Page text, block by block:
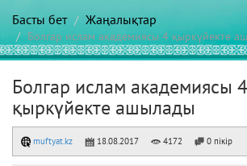
Басты бет Жаңалықтар
Болгар ислам академиясы 4 қыркүйекте
Болгар ислам академиясы 4
қыркүйекте ашылады
muftyat.kz 18.08.2017 4172 0 пікір